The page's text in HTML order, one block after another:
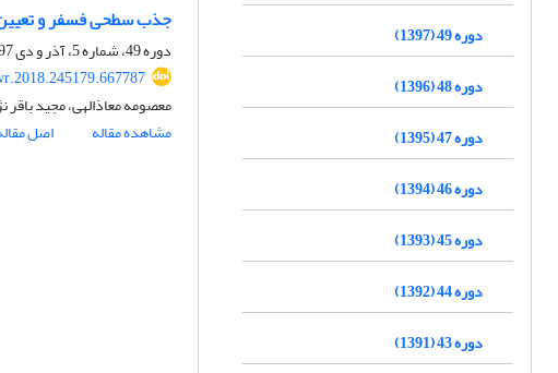
جذب سطحی فسفر و
دوره 49، شماره 5، آذر و دی 1397، صفحه
معصومه معاذالهی، مجید باقر
مشاهده مقاله
اصل
دوره 49 (1397)
دوره 48 (1396)
دوره 47 (1395)
دوره 46 (1394)
دوره 45 (1393)
دوره 44 (1392)
دوره 43 (1391)